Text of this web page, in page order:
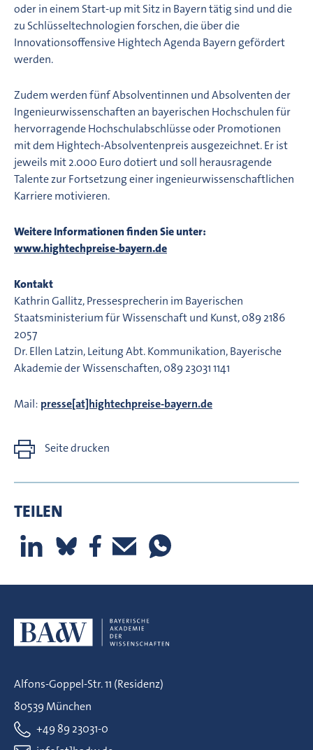
oder in einem Start-up mit Sitz in Bayern tätig sind und die
zu Schlüsseltechnologien forschen, die über die
Innovationsoffensive Hightech Agenda Bayern gefördert
werden.
Zudem werden fünf Absolventinnen und Absolventen der
Ingenieurwissenschaften an bayerischen Hochschulen für
hervorragende Hochschulabschlüsse oder Promotionen
mit dem Hightech-Absolventenpreis ausgezeichnet. Er ist
jeweils mit 2.000 Euro dotiert und soll herausragende
Talente zur Fortsetzung einer ingenieurwissenschaftlichen
Karriere motivieren.
Weitere Informationen finden Sie unter:
www.hightechpreise-bayern.de
Kontakt
Kathrin Gallitz, Pressesprecherin im Bayerischen
Staatsministerium für Wissenschaft und Kunst, 089 2186
2057
Dr. Ellen Latzin, Leitung Abt. Kommunikation, Bayerische
Akademie der Wissenschaften, 089 23031 1141
Mail: presse[at]hightechpreise-bayern.de
Seite drucken
TEILEN
Alfons-Goppel-Str. 11 (Residenz)
80539 München
+49 89 23031-0